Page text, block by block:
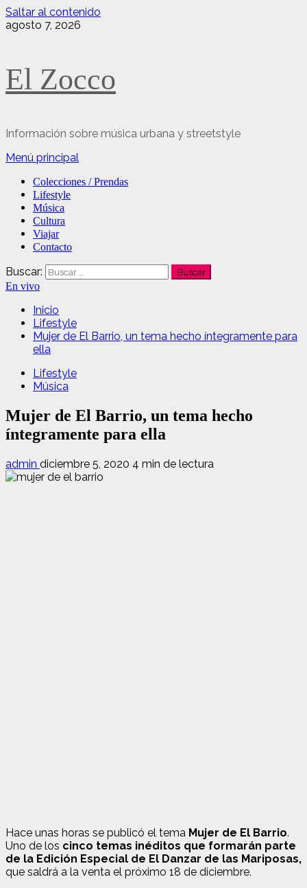
Saltar al contenido
agosto 7, 2026
El Zocco
Información sobre música urbana y streetstyle
Menú principal
Colecciones / Prendas
Lifestyle
Música
Cultura
Viajar
Contacto
Buscar:
En vivo
Inicio
Lifestyle
Mujer de El Barrio, un tema hecho íntegramente para
ella
Lifestyle
Música
Mujer de El Barrio, un tema hecho
íntegramente para ella
admin diciembre 5, 2020 4 min de lectura
Hace unas horas se publicó el tema Mujer de El Barrio.
Uno de los cinco temas inéditos que formarán parte
de la Edición Especial de El Danzar de las Mariposas,
que saldrá a la venta el próximo 18 de diciembre.